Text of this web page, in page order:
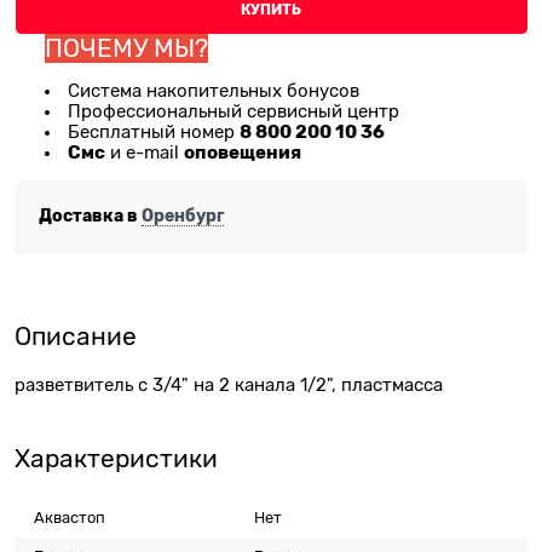
КУПИТЬ
ПОЧЕМУ МЫ?
Система накопительных бонусов
Профессиональный сервисный центр
Бесплатный номер 8 800 200 10 36
Смс и e-mail оповещения
Доставка в Оренбург
Описание
разветвитель с 3/4" на 2 канала 1/2", пластмасса
Характеристики
Аквастоп Нет